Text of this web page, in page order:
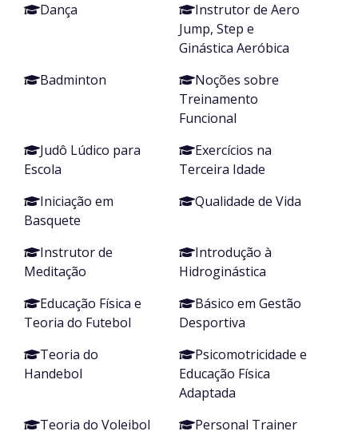
Dança
Instrutor de Aero
Jump, Step e
Ginástica Aeróbica
Badminton
Noções sobre
Treinamento
Funcional
Judô Lúdico para
Escola
Exercícios na
Terceira Idade
Iniciação em
Basquete
Qualidade de Vida
Instrutor de
Meditação
Introdução à
Hidroginástica
Educação Física e
Teoria do Futebol
Básico em Gestão
Desportiva
Teoria do
Handebol
Psicomotricidade e
Educação Física
Adaptada
Teoria do Voleibol
Personal Trainer